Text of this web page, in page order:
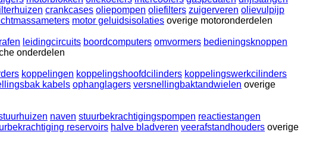
crankcases oliepompen oliefilters zuigerveren olievulpijp
motor geluidsisolaties overige motoronderdelen
leidingcircuits boordcomputers omvormers bedieningsknoppen
onderdelen
koppelingen koppelingshoofdcilinders koppelingswerkcilinders
kabels ophanglagers versnellingbaktandwielen overige
naven stuurbekrachtigingspompen reactiestangen
reservoirs halve bladveren veerafstandhouders overige